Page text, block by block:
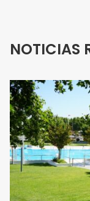
NOTICIAS